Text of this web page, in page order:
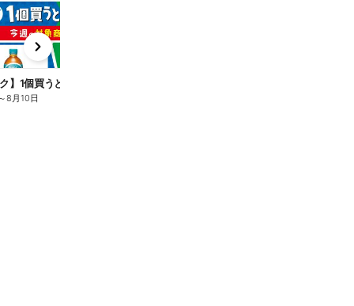
ク】1個買うと1個もらえる/麦茶
～8月10日
e
x
t